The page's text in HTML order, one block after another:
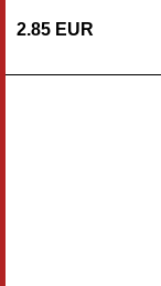
2.85 EUR